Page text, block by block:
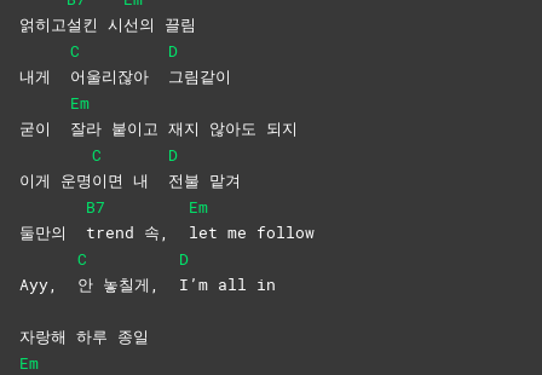
얽히고설킨 시선의 끌림
내게
C
어울리잖아
D
그림같이
굳이
Em
잘라 붙이고 재지 않아도 되지
이게 운명
C
이면 내
D
전불 맡겨
둘만의
B7
trend 속,
Em
let me follow
Ayy,
C
안 놓칠게,
D
I’m all in
자랑해 하루 종일
Em